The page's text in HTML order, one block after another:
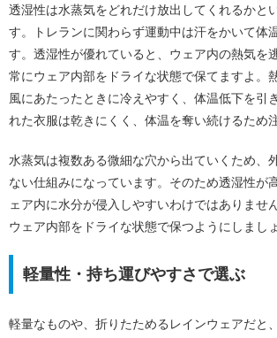
透湿性は水蒸気をどれだけ放出してくれるかと
す。トレランに関わらず運動中は汗をかいて体
す。透湿性が優れていると、ウェア内の熱気を
常にウェア内部をドライな状態で保てますよ。
風にあたったときに冷えやすく、体温低下を引
れた衣服は乾きにくく、体温を奪い続けるため
水蒸気は複数ある微細な穴から出ていくため、
ない仕組みになっています。そのため透湿性が
ェア内に水分が侵入しやすいわけではありませ
ウェア内部をドライな状態で保つようにしましょ
軽量性・持ち運びやすさで選ぶ
軽量なものや、折りたためるレインウェアだと